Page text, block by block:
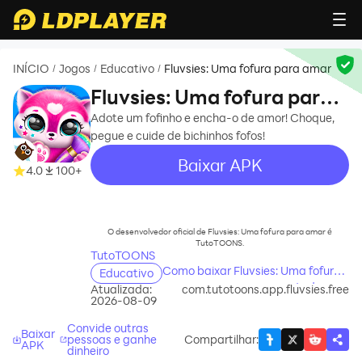
INÍCIO / Jogos / Educativo / Fluvsies: Uma fofura para amar
4.0 100+
Fluvsies: Uma fofura para
amar
Adote um fofinho e encha-o de amor! Choque,
pegue e cuide de bichinhos fofos!
Baixar APK
recommend
O desenvolvedor oficial de Fluvsies: Uma fofura para amar é
TutoTOONS.
TutoTOONS
Educativo
Como baixar Fluvsies: Uma fofura
para amar no seu computador
Atualizada:
2026-08-09
com.tutotoons.app.fluvsies.free
Baixar
APK
Convide outras
pessoas e ganhe
dinheiro
Compartilhar: